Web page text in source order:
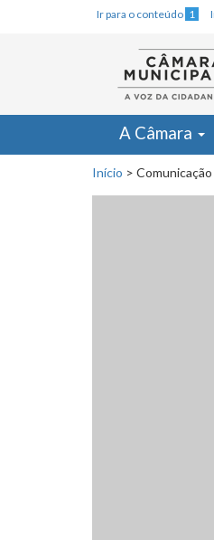
Ir para o conteúdo 1
A Câmara
Início > Comunicação